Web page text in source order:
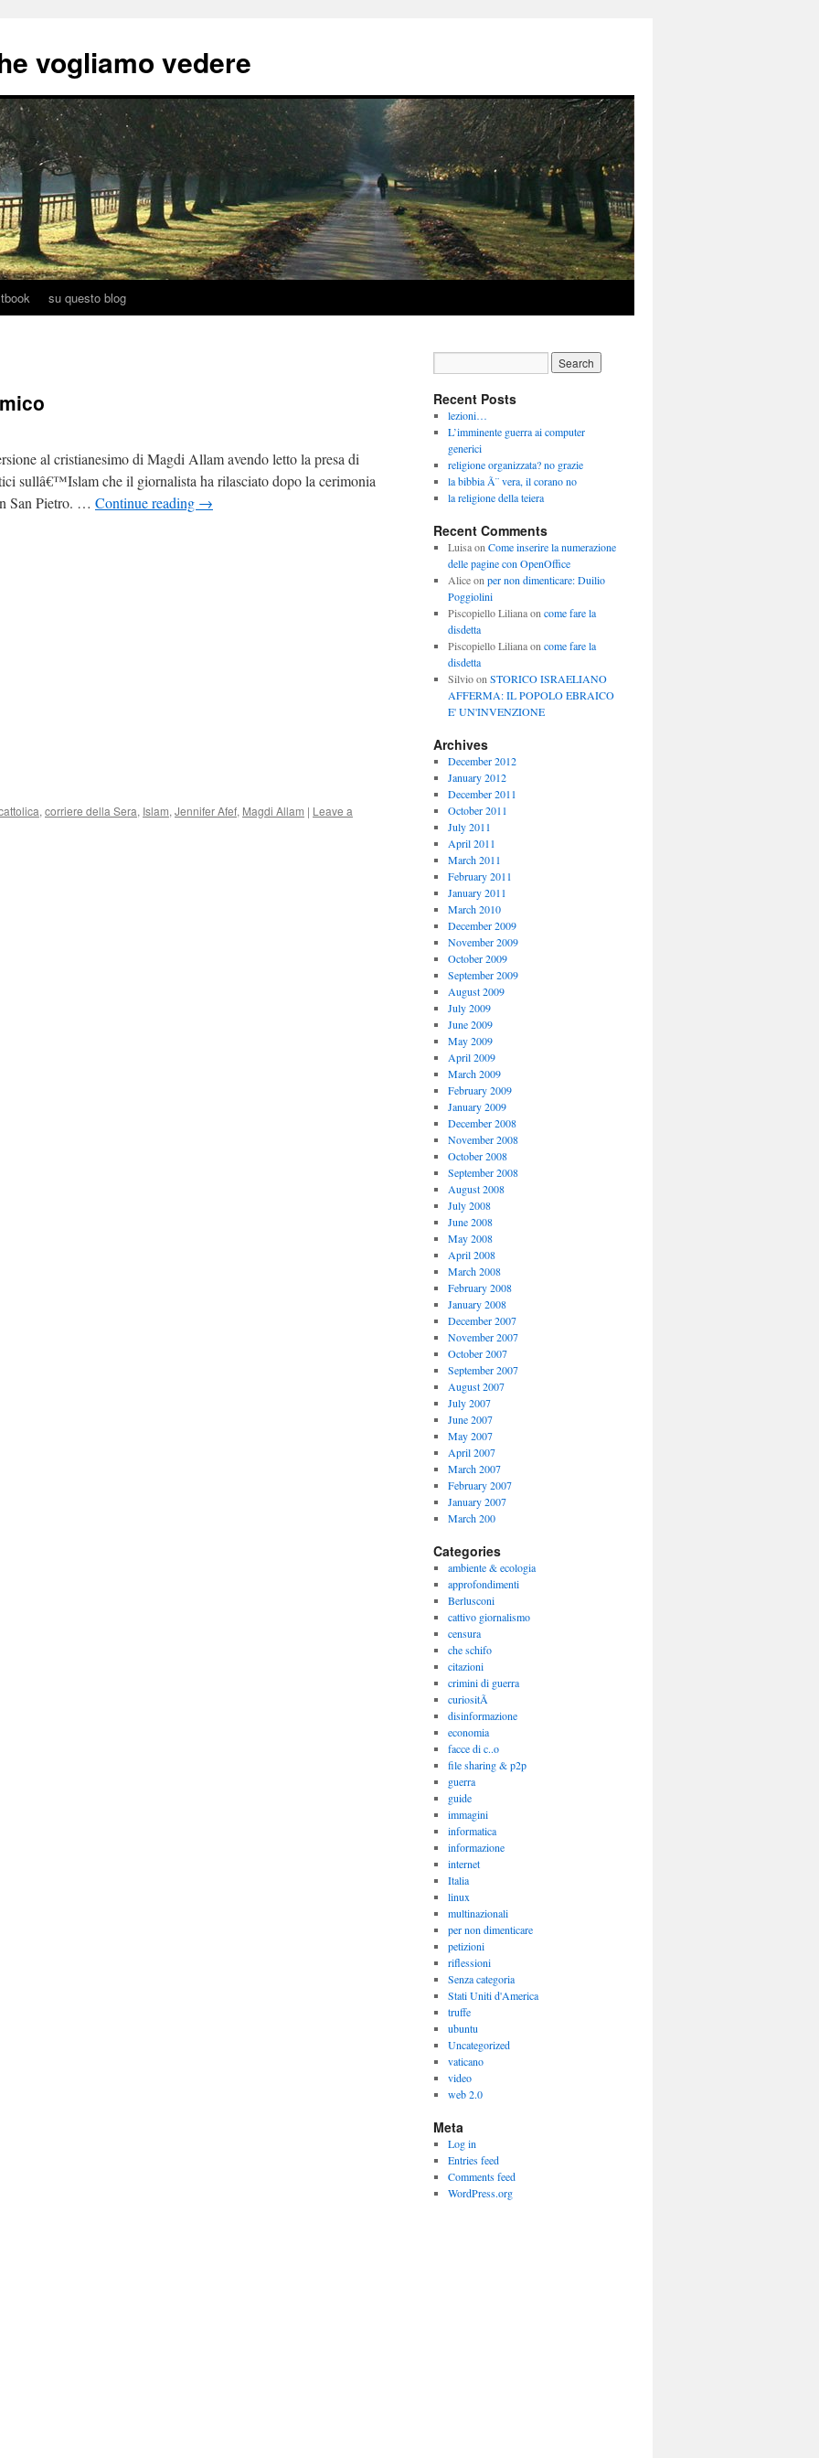
vogliamo vedere
su questo blog
al cristianesimo di Magdi Allam avendo letto la presa di
sullâ€™Islam che il giornalista ha rilasciato dopo la cerimonia
San Pietro. … Continue reading →
, corriere della Sera, Islam, Jennifer Afef, Magdi Allam | Leave a
Recent Posts
lezioni…
L’imminente guerra ai computer
generici
religione organizzata? no grazie
la bibbia Ã¨ vera, il corano no
la religione della teiera
Recent Comments
Luisaon Come inserire la numerazione
delle pagine con OpenOffice
Aliceon per non dimenticare: Duilio
Poggiolini
Piscopiello Lilianaon come fare la
disdetta
Piscopiello Lilianaon come fare la
disdetta
Silvioon STORICO ISRAELIANO
AFFERMA: IL POPOLO EBRAICO
E' UN'INVENZIONE
Archives
December 2012
January 2012
December 2011
October 2011
July 2011
April 2011
March 2011
February 2011
January 2011
March 2010
December 2009
November 2009
October 2009
September 2009
August 2009
July 2009
June 2009
May 2009
April 2009
March 2009
February 2009
January 2009
December 2008
November 2008
October 2008
September 2008
August 2008
July 2008
June 2008
May 2008
April 2008
March 2008
February 2008
January 2008
December 2007
November 2007
October 2007
September 2007
August 2007
July 2007
June 2007
May 2007
April 2007
March 2007
February 2007
January 2007
March 200
Categories
ambiente & ecologia
approfondimenti
Berlusconi
cattivo giornalismo
censura
che schifo
citazioni
crimini di guerra
curiositÃ
disinformazione
economia
facce di c..o
file sharing & p2p
guerra
guide
immagini
informatica
informazione
internet
Italia
linux
multinazionali
per non dimenticare
petizioni
riflessioni
Senza categoria
Stati Uniti d'America
truffe
ubuntu
Uncategorized
vaticano
video
web 2.0
Meta
Log in
Entries feed
Comments feed
WordPress.org